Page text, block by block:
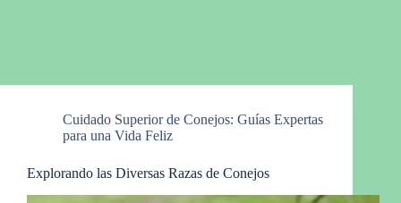
Cuidado Superior de Conejos: Guías Expertas
para una Vida Feliz
Explorando las Diversas Razas de Conejos